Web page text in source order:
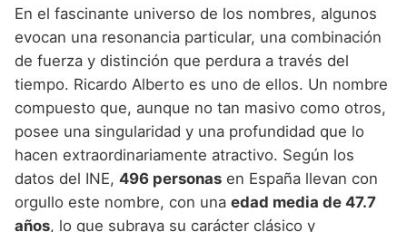
Nombres de niño que empiezan por D
Nombres de niño que empiezan por E
Nombres de niño que empiezan por F
Nombres de niño que empiezan por G
Nombres de niño que empiezan por H
Nombres de niño que empiezan por I
Nombres de Niño Baleares
Nombres de Niño Cantabros
Nombres de Niño Catalanes
Nombres de Niño Celtas
Nombres de Niño Egipcios
Nombres de Niño Griegos
Nombres de Niño Mitologicos
Nombres de Niño Romanos
Nombres de Niño Vikingos
Nombres de Niño Alemanes
Nombres de Niño Americanos
Nombres de Niño Arabes
Nombres de Niño Chinos
Nombres de Niño Franceses
Nombres de Niño Hispanoamericanos
Buscar
En el fascinante universo de los nombres, algunos
evocan una resonancia particular, una combinación
de fuerza y distinción que perdura a través del
tiempo. Ricardo Alberto es uno de ellos. Un nombre
compuesto que, aunque no tan masivo como otros,
posee una singularidad y una profundidad que lo
hacen extraordinariamente atractivo. Según los
datos del INE, 496 personas en España llevan con
orgullo este nombre, con una edad media de 47.7
años, lo que subraya su carácter clásico y